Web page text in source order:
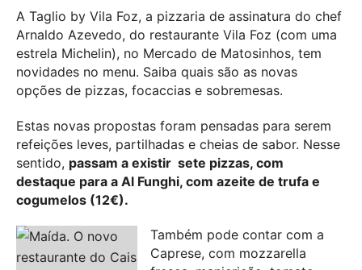
A Taglio by Vila Foz, a pizzaria de assinatura do chef
Arnaldo Azevedo, do restaurante Vila Foz (com uma
estrela Michelin), no Mercado de Matosinhos, tem
novidades no menu. Saiba quais são as novas
opções de pizzas, focaccias e sobremesas.
Estas novas propostas foram pensadas para serem
refeições leves, partilhadas e cheias de sabor. Nesse
sentido, passam a existir sete pizzas, com
destaque para a Al Funghi, com azeite de trufa e
cogumelos (12€).
Também pode contar com a
Caprese, com mozzarella